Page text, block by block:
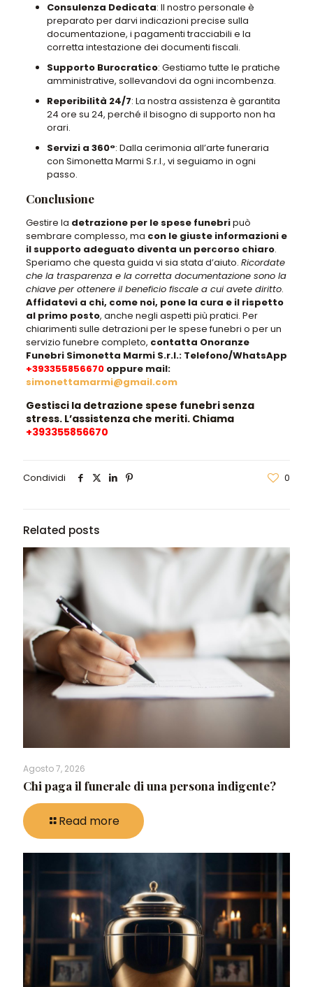
Consulenza Dedicata: Il nostro personale è
preparato per darvi indicazioni precise sulla
documentazione, i pagamenti tracciabili e la
corretta intestazione dei documenti fiscali.
Supporto Burocratico: Gestiamo tutte le pratiche
amministrative, sollevandovi da ogni incombenza.
Reperibilità 24/7: La nostra assistenza è garantita
24 ore su 24, perché il bisogno di supporto non ha
orari.
Servizi a 360°: Dalla cerimonia all’arte funeraria
con Simonetta Marmi S.r.l., vi seguiamo in ogni
passo.
Conclusione
Gestire la detrazione per le spese funebripuò
sembrare complesso, ma con le giuste informazioni e
il supporto adeguato diventa un percorso chiaro.
Speriamo che questa guida vi sia stata d’aiuto. Ricordate
che la trasparenza e la corretta documentazione sono la
chiave per ottenere il beneficio fiscale a cui avete diritto.
Affidatevi a chi, come noi, pone la cura e il rispetto
al primo posto, anche negli aspetti più pratici. Per
chiarimenti sulle detrazioni per le spese funebri o per un
servizio funebre completo, contatta Onoranze
Funebri Simonetta Marmi S.r.l.: Telefono/WhatsApp
+393355856670oppure mail:
simonettamarmi@gmail.com
Gestisci la detrazione spese funebri senza
stress. L’assistenza che meriti. Chiama
+393355856670
Condividi 0
Related posts
Agosto 7, 2026
Chi paga il funerale di una persona indigente?
Read more